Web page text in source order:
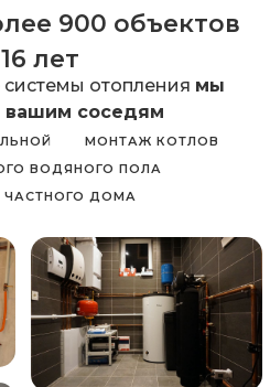
900 объектов
лет
отопления мы
вашим соседям
МОНТАЖ КОТЛОВ
ВОДЯНОГО ПОЛА
ЧАСТНОГО ДОМА